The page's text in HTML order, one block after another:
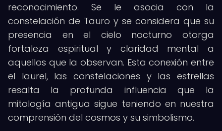
reconocimiento. Se le asocia con la
constelación de Tauro y se considera que su
presencia en el cielo nocturno otorga
fortaleza espiritual y claridad mental a
aquellos que la observan. Esta conexión entre
el laurel, las constelaciones y las estrellas
resalta la profunda influencia que la
mitología antigua sigue teniendo en nuestra
comprensión del cosmos y su simbolismo.